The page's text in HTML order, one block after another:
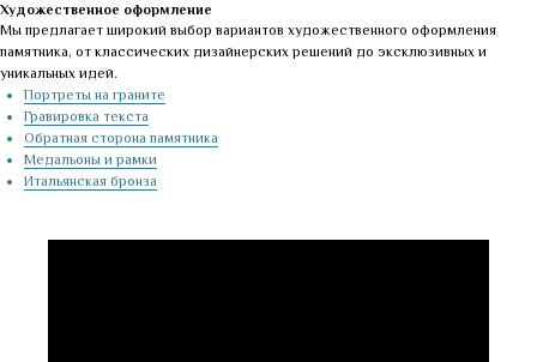
Художественное оформление
Мы предлагает широкий выбор вариантов художественного оформления
памятника, от классических дизайнерских решений до эксклюзивных и
уникальных идей.
Портреты на граните
Гравировка текста
Обратная сторона памятника
Медальоны и рамки
Итальянская бронза